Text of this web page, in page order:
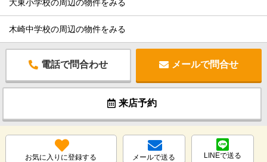
大東小学校の周辺の物件をみる
木崎中学校の周辺の物件をみる
電話で問合わせ メールで問合せ
来店予約
お気に入りに登録する メールで送る LINEで送る